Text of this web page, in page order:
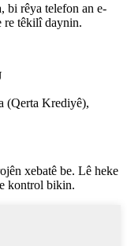
bi rêya telefon an e-
re têkilî daynin.
(Qerta Krediyê),
xebatê be. Lê heke
kontrol bikin.